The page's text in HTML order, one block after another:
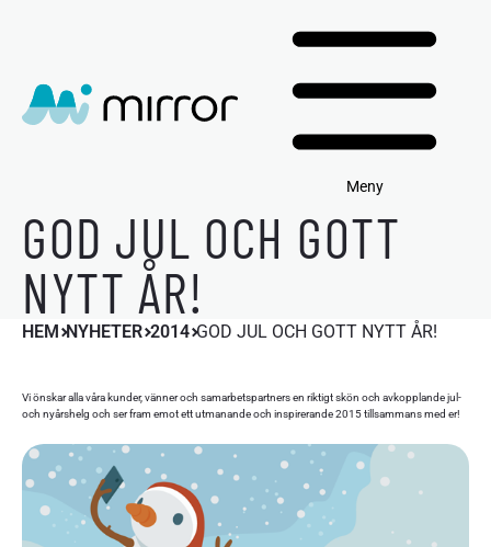
Meny
GOD JUL OCH GOTT
NYTT ÅR!
HEM NYHETER 2014 GOD JUL OCH GOTT NYTT ÅR!
Vi önskar alla våra kunder, vänner och samarbetspartners en riktigt skön och avkopplande jul-
och nyårshelg och ser fram emot ett utmanande och inspirerande 2015 tillsammans med er!